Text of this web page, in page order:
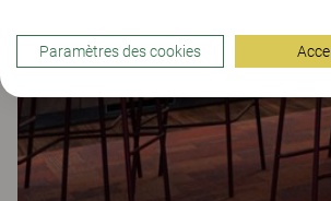
Paramètres des cookies